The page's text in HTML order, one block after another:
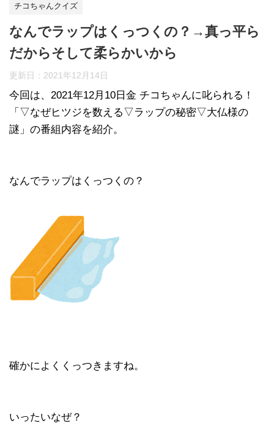
チコちゃんクイズ
なんでラップはくっつくの？→真っ平ら
だからそして柔らかいから
更新日： 2021年12月14日
今回は、2021年12月10日金 チコちゃんに叱られる！
「▽なぜヒツジを数える▽ラップの秘密▽大仏様の
謎」の番組内容を紹介。
なんでラップはくっつくの？
確かによくくっつきますね。
いったいなぜ？